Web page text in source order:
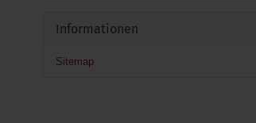
Informationen
Sitemap